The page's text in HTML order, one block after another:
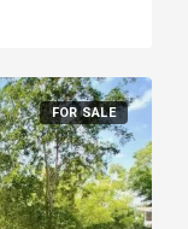
FOR SALE